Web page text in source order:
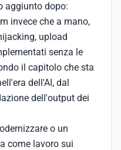
aggiunto dopo:
invece che a mano,
upload
senza le
il capitolo che sta
dell'AI, dal
dell'output dei
o un
come lavoro sui